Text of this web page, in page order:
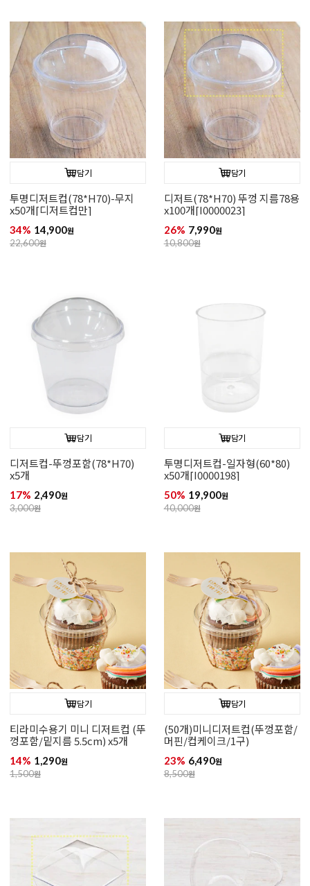
담기
투명디저트컵(78*H70)-무지
x50개[디저트컵만]
34% 14,900원
22,600원
담기
디저트(78*H70) 뚜껑 지름78용
x100개[I0000023]
26% 7,990원
10,800원
담기
디저트컵-뚜껑포함(78*H70)
x5개
17% 2,490원
3,000원
담기
투명디저트컵-일자형(60*80)
x50개[I0000198]
50% 19,900원
40,000원
담기
티라미수용기 미니 디저트컵 (뚜
껑포함/밑지름 5.5cm) x5개
14% 1,290원
1,500원
담기
(50개)미니디저트컵(뚜껑포함/
머핀/컵케이크/1구)
23% 6,490원
8,500원